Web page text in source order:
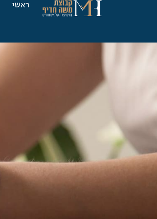
ראשי